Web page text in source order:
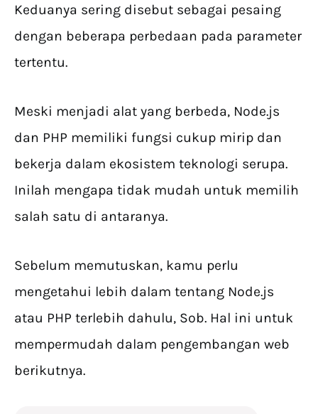
Keduanya sering disebut sebagai pesaing
dengan beberapa perbedaan pada parameter
tertentu.
Meski menjadi alat yang berbeda, Node.js
dan PHP memiliki fungsi cukup mirip dan
bekerja dalam ekosistem teknologi serupa.
Inilah mengapa tidak mudah untuk memilih
salah satu di antaranya.
Sebelum memutuskan, kamu perlu
mengetahui lebih dalam tentang Node.js
atau PHP terlebih dahulu, Sob. Hal ini untuk
mempermudah dalam pengembangan web
berikutnya.